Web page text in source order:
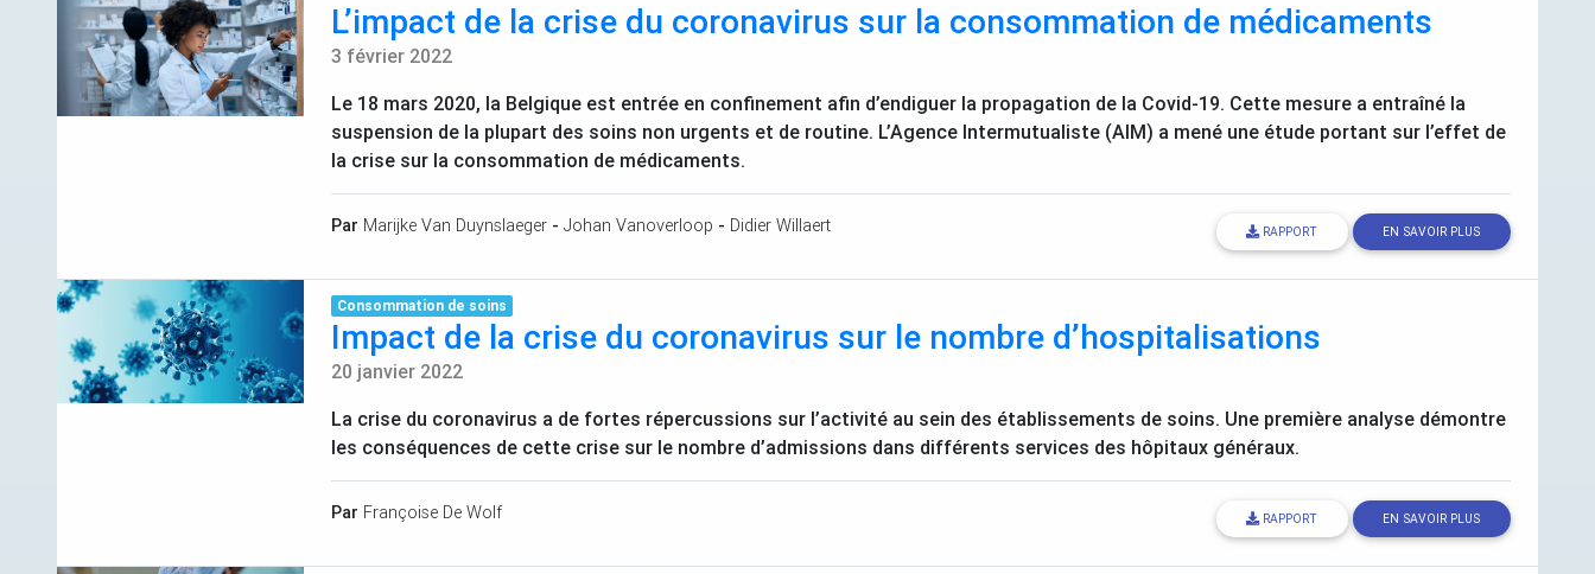
L’impact de la crise du coronavirus sur la consommation de médicaments
3 février 2022
Le 18 mars 2020, la Belgique est entrée en confinement afin d’endiguer la propagation de la Covid-19. Cette mesure a entraîné la
suspension de la plupart des soins non urgents et de routine. L’Agence Intermutualiste (AIM) a mené une étude portant sur l’effet de
la crise sur la consommation de médicaments.
Par Marijke Van Duynslaeger - Johan Vanoverloop - Didier Willaert RAPPORT EN SAVOIR PLUS
Consommation de soins
Impact de la crise du coronavirus sur le nombre d’hospitalisations
20 janvier 2022
La crise du coronavirus a de fortes répercussions sur l’activité au sein des établissements de soins. Une première analyse démontre
les conséquences de cette crise sur le nombre d’admissions dans différents services des hôpitaux généraux.
Par Françoise De Wolf RAPPORT EN SAVOIR PLUS